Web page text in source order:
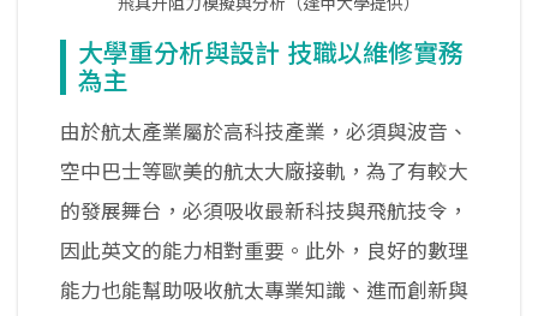
大學重分析與設計 技職以維修實務
為主
由於航太產業屬於高科技產業，必須與波音、
空中巴士等歐美的航太大廠接軌，為了有較大
的發展舞台，必須吸收最新科技與飛航技令，
因此英文的能力相對重要。此外，良好的數理
能力也能幫助吸收航太專業知識、進而創新與